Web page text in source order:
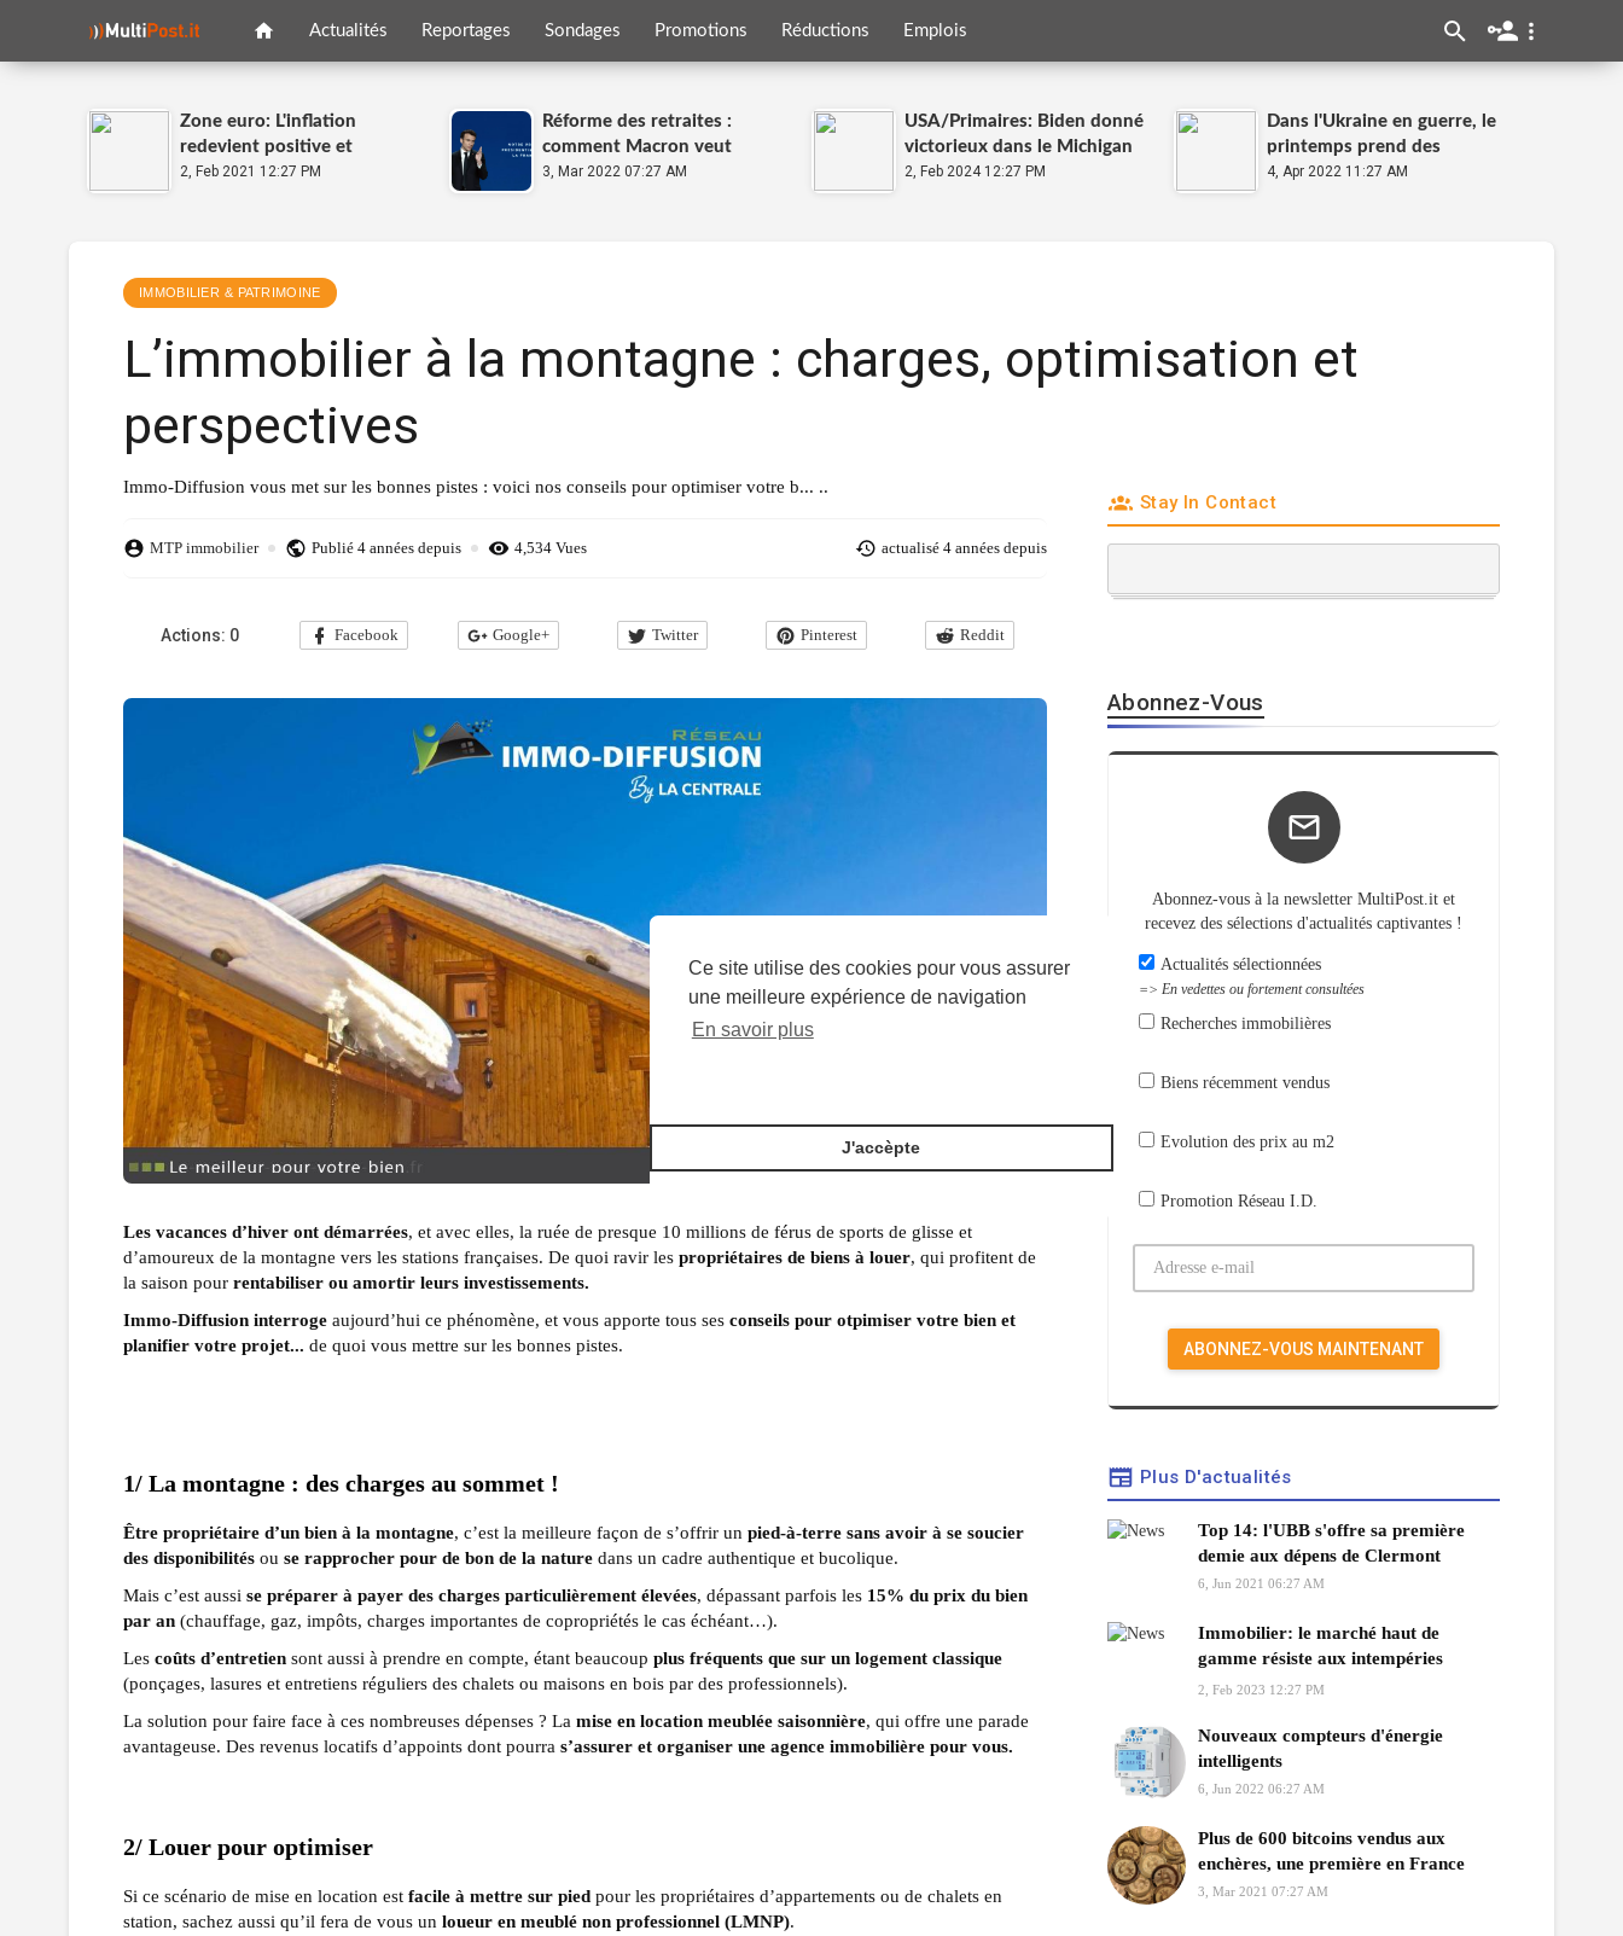
Actualités Reportages Sondages Promotions Réductions Emplois
Zone euro: L'inflation
redevient positive et
dépasse les attentes
2, Feb 2021 12:27 PM
Réforme des retraites :
comment Macron veut
booster l'emploi des séniors
3, Mar 2022 07:27 AM
USA/Primaires: Biden donné
victorieux dans le Michigan
malgré une contestation liée
2, Feb 2024 12:27 PM
Dans l'Ukraine en guerre, le
printemps prend des
couleurs patriotiques
4, Apr 2022 11:27 AM
IMMOBILIER & PATRIMOINE
L’immobilier à la montagne : charges, optimisation et
perspectives
Immo-Diffusion vous met sur les bonnes pistes : voici nos conseils pour optimiser votre b... ..
MTP immobilier Publié 4 années depuis 4,534 Vues actualisé 4 années depuis
Actions: 0 Facebook Google+ Twitter Pinterest Reddit
Les vacances d’hiver ont démarrées, et avec elles, la ruée de presque 10 millions de férus de sports de glisse et
d’amoureux de la montagne vers les stations françaises. De quoi ravir les propriétaires de biens à louer, qui profitent de
la saison pour rentabiliser ou amortir leurs investissements.
Immo-Diffusion interroge aujourd’hui ce phénomène, et vous apporte tous ses conseils pour otpimiser votre bien et
planifier votre projet... de quoi vous mettre sur les bonnes pistes.
1/ La montagne : des charges au sommet !
Être propriétaire d’un bien à la montagne, c’est la meilleure façon de s’offrir un pied-à-terre sans avoir à se soucier
des disponibilités ou se rapprocher pour de bon de la nature dans un cadre authentique et bucolique.
Mais c’est aussi se préparer à payer des charges particulièrement élevées, dépassant parfois les 15% du prix du bien
par an (chauffage, gaz, impôts, charges importantes de copropriétés le cas échéant…).
Les coûts d’entretien sont aussi à prendre en compte, étant beaucoup plus fréquents que sur un logement classique
(ponçages, lasures et entretiens réguliers des chalets ou maisons en bois par des professionnels).
La solution pour faire face à ces nombreuses dépenses ? La mise en location meublée saisonnière, qui offre une parade
avantageuse. Des revenus locatifs d’appoints dont pourra s’assurer et organiser une agence immobilière pour vous.
2/ Louer pour optimiser
Si ce scénario de mise en location est facile à mettre sur pied pour les propriétaires d’appartements ou de chalets en
station, sachez aussi qu’il fera de vous un loueur en meublé non professionnel (LMNP).
Stay In Contact
Abonnez-Vous
Abonnez-vous à la newsletter MultiPost.it et
recevez des sélections d'actualités captivantes !
Actualités sélectionnées
=> En vedettes ou fortement consultées
Recherches immobilières
Biens récemment vendus
Evolution des prix au m2
Promotion Réseau I.D.
Plus D'actualités
Top 14: l'UBB s'offre sa première
demie aux dépens de Clermont
6, Jun 2021 06:27 AM
Immobilier: le marché haut de
gamme résiste aux intempéries
économiques
2, Feb 2023 12:27 PM
Nouveaux compteurs d'énergie
intelligents
6, Jun 2022 06:27 AM
Plus de 600 bitcoins vendus aux
enchères, une première en France
3, Mar 2021 07:27 AM
Ce site utilise des cookies pour vous assurer
une meilleure expérience de navigation
En savoir plus
J'accèpte